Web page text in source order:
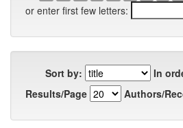
or enter first few letters:
Sort by:
In
Results/Page
Authors/